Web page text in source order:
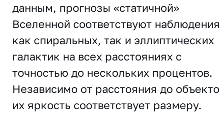
данным, прогнозы «статичной»
Вселенной соответствуют
как спиральных, так и эллиптических
галактик на всех расстояниях с
точностью до нескольких процентов.
Независимо от расстояния до
их яркость соответствует размеру.